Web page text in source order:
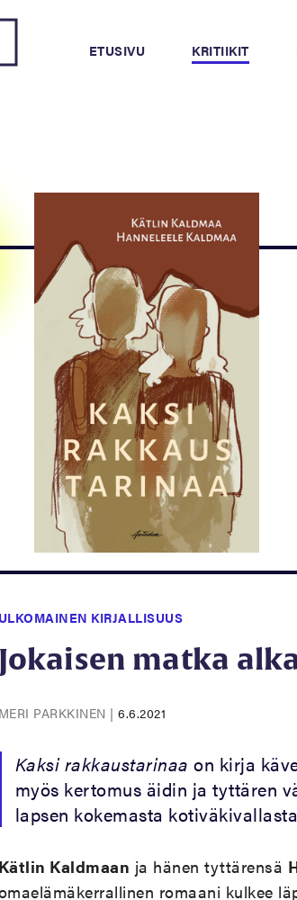
ETUSIVU KRITIIKIT
ULKOMAINEN KIRJALLISUUS
Jokaisen matka
MERI PARKKINEN | 6.6.2021
Kaksi rakkaustarinaa on kirja
myös kertomus äidin ja tyttären
lapsen kokemasta
Kätlin Kaldmaan ja hänen tyttärensä
romaani kulkee